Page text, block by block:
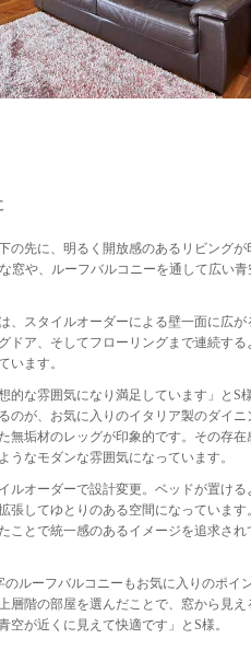
の先に、明るく開放感のあるリビングが
窓や、ルーフバルコニーを通して広い青
、スタイルオーダーによる壁一面に広が
ドア、そしてフローリングまで連続する
います。
的な雰囲気になり満足しています」とS
のが、お気に入りのイタリア製のダイニ
無垢材のレッグが印象的です。その存在
うなモダンな雰囲気になっています。
ルオーダーで設計変更。ベッドが置ける
張してゆとりのある空間になっています
ことで統一感のあるイメージを追求され
ルーフバルコニーもお気に入りのポイン
層階の部屋を選んだことで、窓から見え
が近くに見えて快適です」とS様。